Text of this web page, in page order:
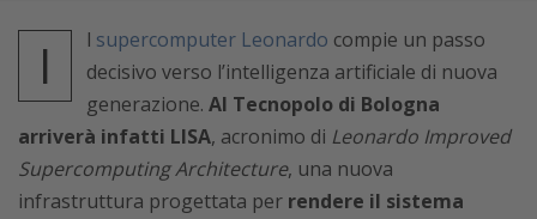
I l supercomputer Leonardo compie un passo
decisivo verso l’intelligenza artificiale di nuova
generazione. Al Tecnopolo di Bologna
arriverà infatti LISA, acronimo di Leonardo Improved
Supercomputing Architecture, una nuova
infrastruttura progettata per rendere il sistema